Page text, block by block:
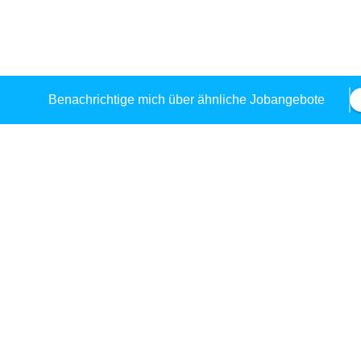
Benachrichtige mich über ähnliche Jobangebote